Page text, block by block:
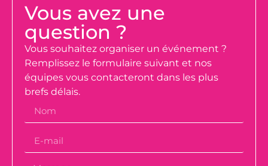
Vous avez une
question ?
Vous souhaitez organiser un événement ?
Remplissez le formulaire suivant et nos
équipes vous contacteront dans les plus
brefs délais.